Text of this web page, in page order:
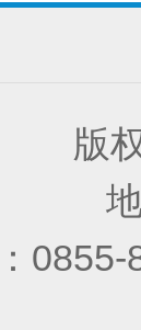
版
0855-